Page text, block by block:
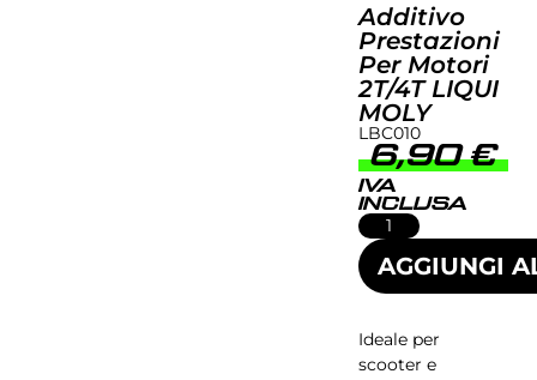
Additivo
Prestazioni
Per Motori
2T/4T LIQUI
MOLY
LBC010
6,90€
IVA
INCLUSA
AGGIUNGI
Ideale per
scooter e